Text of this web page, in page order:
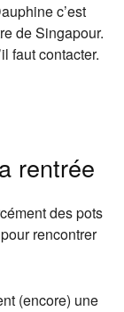
c’est
de Singapour.
faut contacter.
rentrée
des pots
rencontrer
(encore) une